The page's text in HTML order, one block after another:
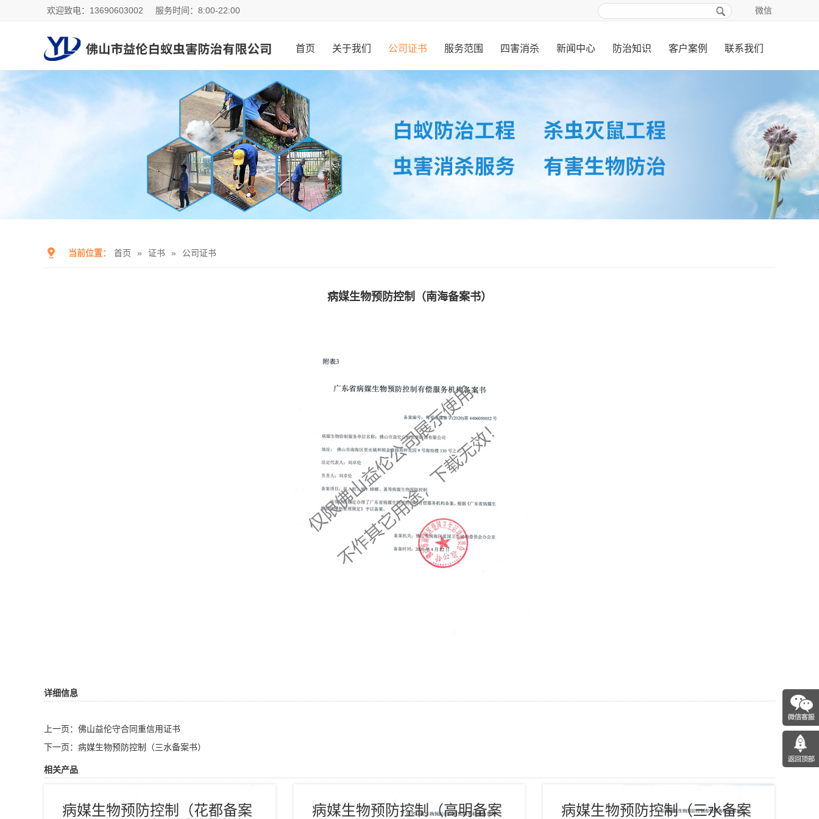
欢迎致电：13690603002 服务时间：8:00-22:00 微信
首页 关于我们 公司证书 服务范围 四害消杀 新闻中心 防治知识 客户案例 联系我们
当前位置： 首页 » 证书 » 公司证书
病媒生物预防控制（南海备案书）
详细信息
上一页： 佛山益伦守合同重信用证书
下一页： 病媒生物预防控制（三水备案书）
相关产品
病媒生物预防控制（花都备案 病媒生物预防控制（高明备案 病媒生物预防控制（三水备案